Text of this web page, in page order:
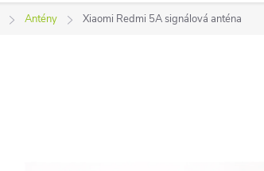
Antény Xiaomi Redmi 5A signálová anténa